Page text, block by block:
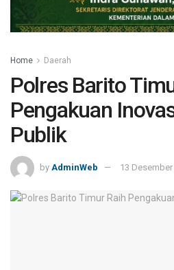
Home Daerah
Polres Barito
Pengakuan
Publik
by AdminWeb 13